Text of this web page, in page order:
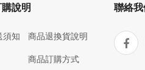
說明
須知 商品退換貨說明
商品訂購方式
聯絡我